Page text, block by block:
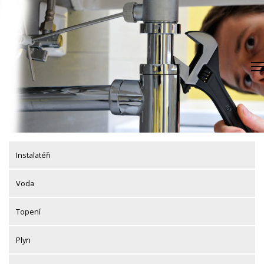
content
Instalatéři
Voda
Topení
Plyn